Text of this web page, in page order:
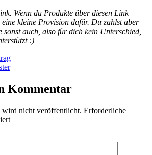
Wenn du Produkte über diesen Link
eine kleine Provision dafür. Du zahlst aber
sonst auch, also für dich kein Unterschied,
:)
Kommentar
nicht veröffentlicht. Erforderliche